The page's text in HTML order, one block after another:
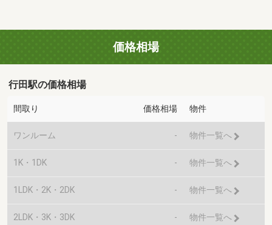
価格相場
行田駅の価格相場
間取り 価格相場 物件
ワンルーム - 物件一覧へ
1K・1DK - 物件一覧へ
1LDK・2K・2DK - 物件一覧へ
2LDK・3K・3DK - 物件一覧へ